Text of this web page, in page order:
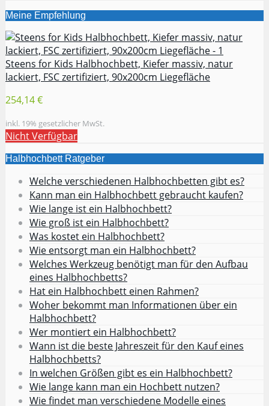
Meine Empfehlung
Steens for Kids Halbhochbett, Kiefer massiv, natur
lackiert, FSC zertifiziert, 90x200cm Liegefläche
254,14 €
inkl. 19% gesetzlicher MwSt.
Nicht Verfügbar
Halbhochbett Ratgeber
Welche verschiedenen Halbhochbetten gibt es?
Kann man ein Halbhochbett gebraucht kaufen?
Wie lange ist ein Halbhochbett?
Wie groß ist ein Halbhochbett?
Was kostet ein Halbhochbett?
Wie entsorgt man ein Halbhochbett?
Welches Werkzeug benötigt man für den Aufbau
eines Halbhochbetts?
Hat ein Halbhochbett einen Rahmen?
Woher bekommt man Informationen über ein
Halbhochbett?
Wer montiert ein Halbhochbett?
Wann ist die beste Jahreszeit für den Kauf eines
Halbhochbetts?
In welchen Größen gibt es ein Halbhochbett?
Wie lange kann man ein Hochbett nutzen?
Wie findet man verschiedene Modelle eines